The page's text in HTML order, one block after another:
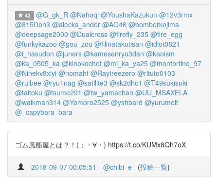
42 @G_gk_R @Nahoqi @YoushaKazukun @12v3rmx
@815Don3 @alecks_ander @AQ46 @bomberkojima
@deepsage2000 @Dualcross @firefly_235 @fire_egg
@funkykazoo @gou_zou @Hinatakutisan @idiot0821
@i_hasudon @juners @kamesenryu3dan @kaoism
@ka_0505_ka @kinokochef @mi_ka_ya25 @monfortino_97
@Ninekv8xiyi @nomaht @Raytreezero @rituto0103
@ruibee @ryu1nag @satllite3 @sk2dhc1 @T49sukisuki
@taitoku @tsume291 @tw_yamachan @UU_MSAXELA
@walkman314 @Yomoro2525 @yshbard @yurumelt
@_capybara_bara
ゴム風船屋とは？！(；・∀・) https://t.co/KUMx8Qh7oX
2018-09-07 00:05:51 @chibi_e_ (投稿一覧)